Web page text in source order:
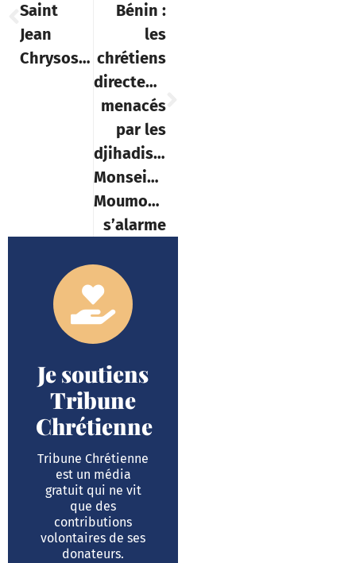
Saint
Jean
Chrysostome
Bénin :
les
chrétiens
directement
menacés
par les
djihadistes,
Monseigneur
Moumouni
s’alarme
Je soutiens
Tribune
Chrétienne
Tribune Chrétienne
est un média
gratuit qui ne vit
que des
contributions
volontaires de ses
donateurs.